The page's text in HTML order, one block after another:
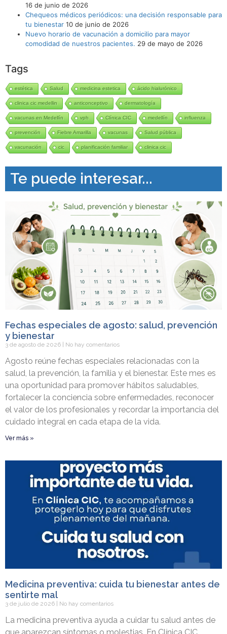
16 de junio de 2026
Chequeos médicos periódicos: una decisión responsable para
tu bienestar 10 de junio de 2026
Nuevo horario de vacunación a domicilio para mayor
comodidad de nuestros pacientes. 29 de mayo de 2026
Tags
estética Salud medicina estetica ácido hialurónico
clinica cic medellin anticonceptivo dermatología
vacunas en Medellín vph Clínica CIC medellín influenza
prevención Fiebre Amarilla vacunas Salud pública
vacunación cic planificación familiar clinica cic
Te puede interesar...
Fechas especiales de agosto: salud, prevención
y bienestar
3 de agosto de 2026 No hay comentarios
Agosto reúne fechas especiales relacionadas con la
salud, la prevención, la familia y el bienestar. Este mes es
una oportunidad para promover hábitos saludables,
fortalecer la conciencia sobre enfermedades, reconocer
el valor de los profesionales y recordar la importancia del
cuidado integral en cada etapa de la vida.
Ver más »
Medicina preventiva: cuida tu bienestar antes de
sentirte mal
3 de julio de 2026 No hay comentarios
La medicina preventiva ayuda a cuidar tu salud antes de
que aparezcan síntomas o molestias. En Clínica CIC